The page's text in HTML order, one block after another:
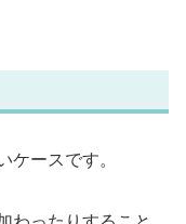
ケースです。